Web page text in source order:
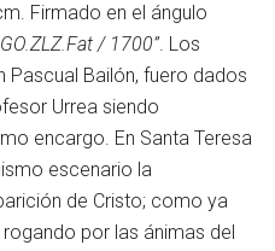
Firmado en el ángulo
/ 1700”. Los
Pascual Bailón, fuero dados
Urrea siendo
encargo. En Santa Teresa
escenario la
de Cristo; como ya
por las ánimas del